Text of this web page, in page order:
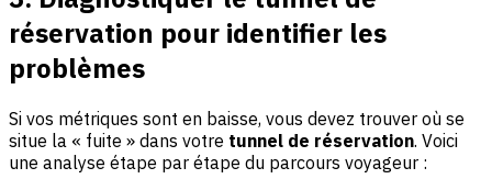
réservation pour identifier les
problèmes
Si vos métriques sont en baisse, vous devez trouver où se
situe la « fuite » dans votre tunnel de réservation. Voici
une analyse étape par étape du parcours voyageur :